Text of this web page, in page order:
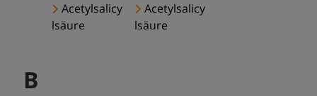
Acetylsalicy
lsäure
Acetylsalicy
lsäure
B